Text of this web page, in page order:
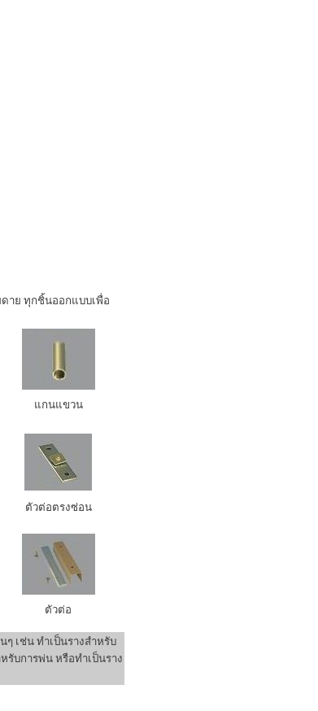
ดาย ทุกชิ้นออกแบบเพื่อ
แกนแขวน
ตัวต่อตรงซ่อน
ตัวต่อ
เช่น ทำเป็นรางสำหรับ
รับการพ่น หรือทำเป็นราง